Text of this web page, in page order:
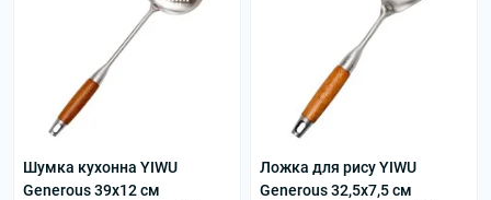
Шумка кухонна YIWU
Generous 39х12 см
Ложка для рису YIWU
Generous 32,5х7,5 см